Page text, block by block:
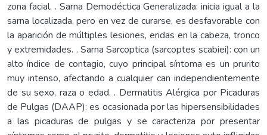
zona facial. . Sarna Demodéctica Generalizada: inicia igual a la
sarna localizada, pero en vez de curarse, es desfavorable con
la aparición de múltiples lesiones, eridas en la cabeza, tronco
y extremidades. . Sarna Sarcoptica (sarcoptes scabiei): con un
alto índice de contagio, cuyo principal síntoma es un prurito
muy intenso, afectando a cualquier can independientemente
de su sexo, raza o edad. . Dermatitis Alérgica por Picaduras
de Pulgas (DAAP): es ocasionada por las hipersensibilidades
a las picaduras de pulgas y se caracteriza por presentar